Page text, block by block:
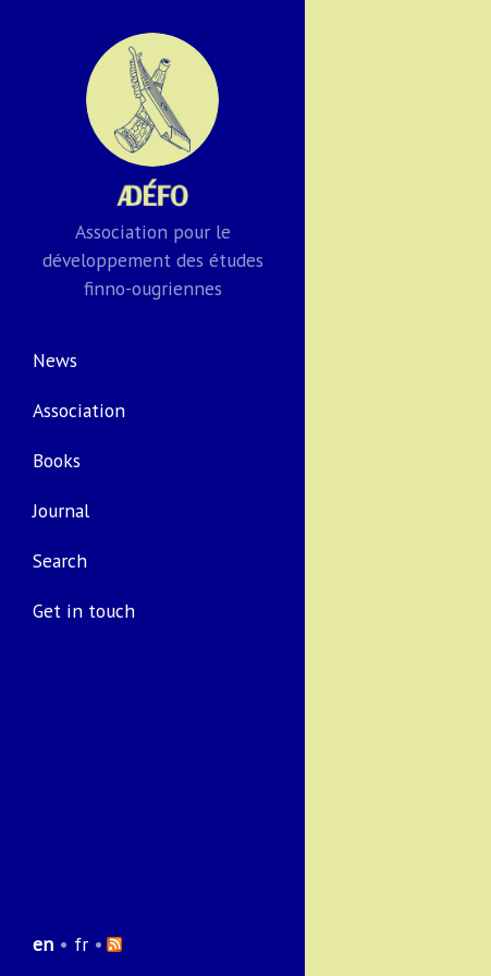
Association pour le
développement des études
finno-ougriennes
News
Association
Books
Journal
Search
Get in touch
en • fr •